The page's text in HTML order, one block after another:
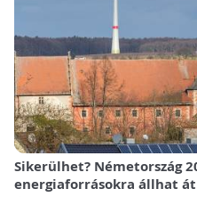
Sikerülhet? Németország
energiaforrásokra állhat át